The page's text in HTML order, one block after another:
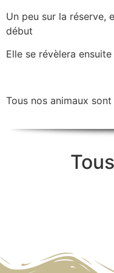
Un peu sur la réserve,
début
Elle se révèlera
Tous nos animaux